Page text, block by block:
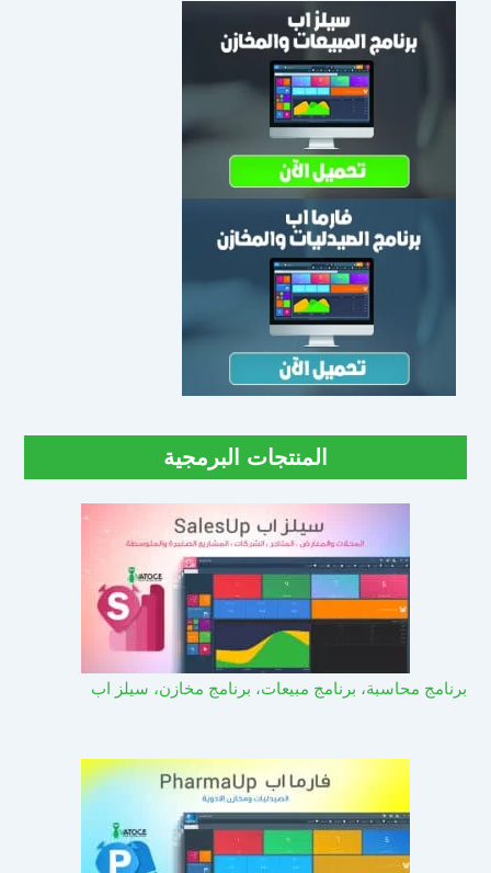
المنتجات البرمجية
برنامج محاسبة، برنامج مبيعات، برنامج مخازن، سيلز اب